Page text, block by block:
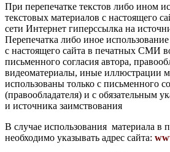
При перепечатке текстов либо ином
текстовых материалов с настоящего
сети Интернет гиперссылка на
Перепечатка либо иное
с настоящего сайта в печатных СМИ
письменного согласия автора,
видеоматериалы, иные иллюстрации
использованы только с письменного
(правообладателя) и с обязательным
и источника заимствования
В случае использования материала в
необходимо указывать адрес сайта: